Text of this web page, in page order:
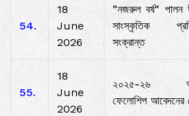
54.
18
June
2026
"নজরুল বর্ষ" পালন
সাংস্কৃতিক
সংক্রান্ত
55.
18
June
2026
২০২৫-২৬
ফেলোশিপ আবেদনের